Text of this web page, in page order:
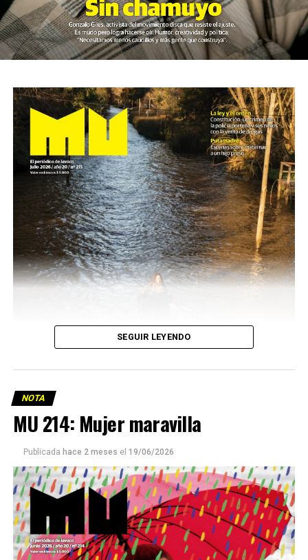
Este número 215 de MU ☝️viene con doble tapa, que
podría ser una frase:
Sin chamuyo, a remarla.
SEGUIR LEYENDO
NOTA
MU 214: Mujer maravilla
Publicada hace 2 meses el 19/06/2026